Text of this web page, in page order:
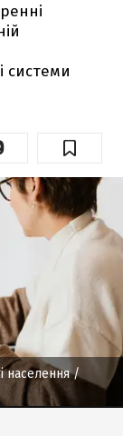
системи
населення/